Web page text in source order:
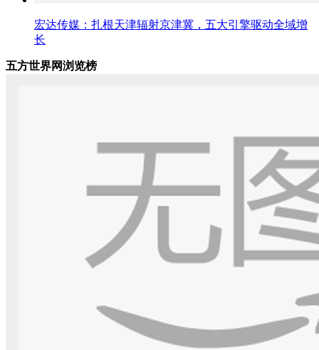
宏达传媒：扎根天津辐射京津冀，五大引擎驱动全域增
长
五方世界网浏览榜